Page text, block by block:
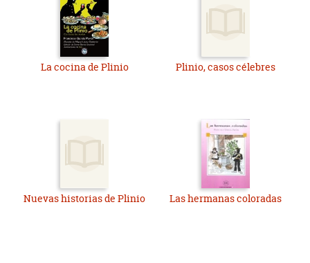
La cocina de Plinio Plinio, casos célebres
Nuevas historias de Plinio Las hermanas coloradas